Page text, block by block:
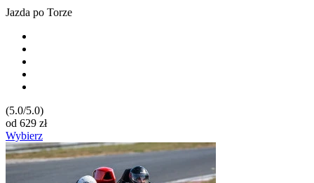
Jazda po Torze
(5.0/5.0)
od 629 zł
Wybierz